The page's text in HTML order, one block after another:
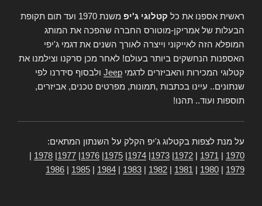
ראשית אספנו את כל קטלוגי ג'יפ
משנת 1970 ועד תום תקופת
הבעלות של אמריקן-מוטורס החברה שהפכה את המותג
המופלא הזה לאייקוני וייצרה לאורך השנים את דגמי ג'יפי
האספנות הנחשקים ביותר בעולם! לאחר מכן סרקנו וצילמנו את
קטלוגי המכירות והאביזרים לדגמי Jeep ולבסוף סידרנו לפי
שנתונים.. עיינו בכתבות ,תמונות, מפרטים טכנים, אביזרים,
תוספות ועוד.. תהנו!
על מנת לצפות בקטלוג ג'יפ הקלק על השנתון המתאים:
1970
1971
1972
1973
1974
1975
1976
1977
1978
1979
1980
1981
1982
1983
1984
1985
1986